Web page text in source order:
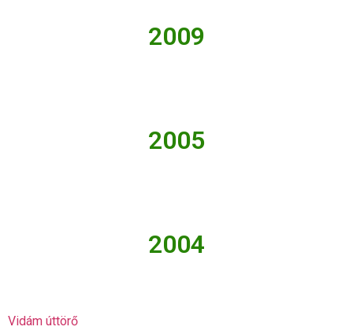
2009
2005
2004
Vidám úttörő